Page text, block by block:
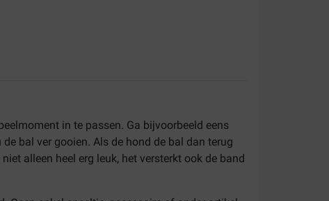
in te passen. Ga bijvoorbeeld eens
bal ver gooien. Als de hond de bal dan terug
alleen heel erg leuk, het versterkt ook de band